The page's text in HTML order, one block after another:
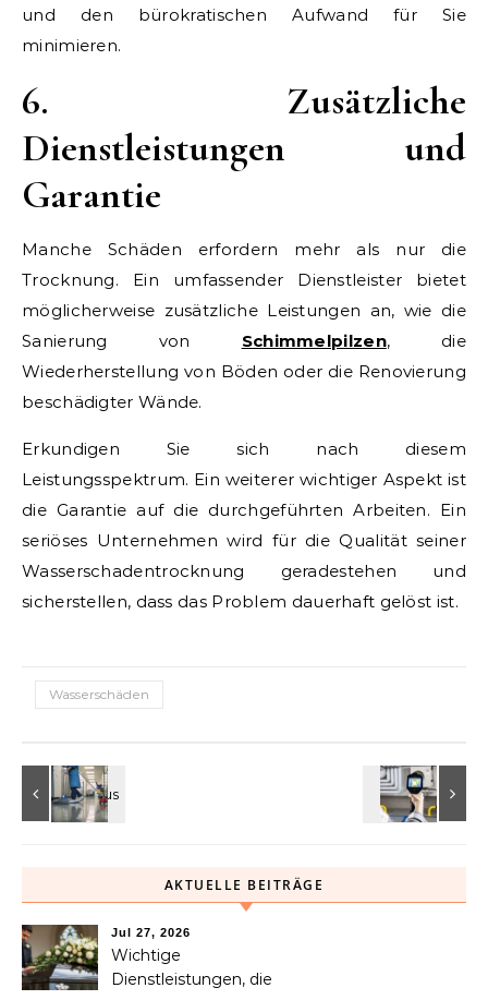
und den bürokratischen Aufwand für Sie
minimieren.
6. Zusätzliche
Dienstleistungen und
Garantie
Manche Schäden erfordern mehr als nur die
Trocknung. Ein umfassender Dienstleister bietet
möglicherweise zusätzliche Leistungen an, wie die
Sanierung von Schimmelpilzen, die
Wiederherstellung von Böden oder die Renovierung
beschädigter Wände.
Erkundigen Sie sich nach diesem
Leistungsspektrum. Ein weiterer wichtiger Aspekt ist
die Garantie auf die durchgeführten Arbeiten. Ein
seriöses Unternehmen wird für die Qualität seiner
Wasserschadentrocknung geradestehen und
sicherstellen, dass das Problem dauerhaft gelöst ist.
Wasserschäden
AKTUELLE BEITRÄGE
Jul 27, 2026
Wichtige
Dienstleistungen, die